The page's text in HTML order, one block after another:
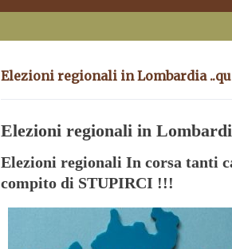
Elezioni regionali in Lombardia
Elezioni regionali in
Elezioni regionali In corsa tanti
compito di STUPIRCI !!!